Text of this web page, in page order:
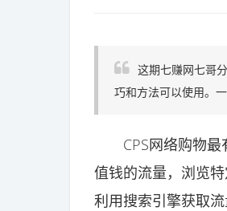
这期七赚网七哥
巧和方法可以使用。
CPS网络购物最
值钱的流量，浏览
利用搜索引擎获取